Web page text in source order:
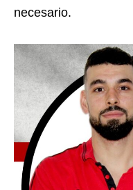
necesario.